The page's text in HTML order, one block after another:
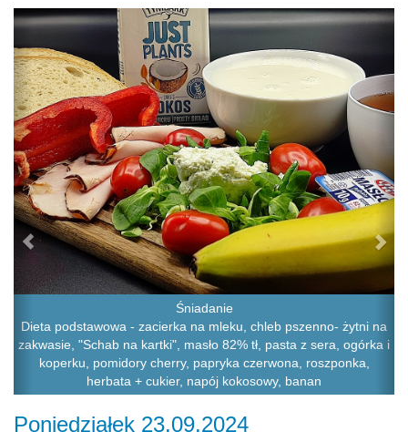
Śniadanie
Dieta podstawowa - zacierka na mleku, chleb pszenno- żytni na
zakwasie, "Schab na kartki", masło 82% tł, pasta z sera, ogórka i
koperku, pomidory cherry, papryka czerwona, roszponka,
herbata + cukier, napój kokosowy, banan
Previous
Poniedziałek 23.09.2024